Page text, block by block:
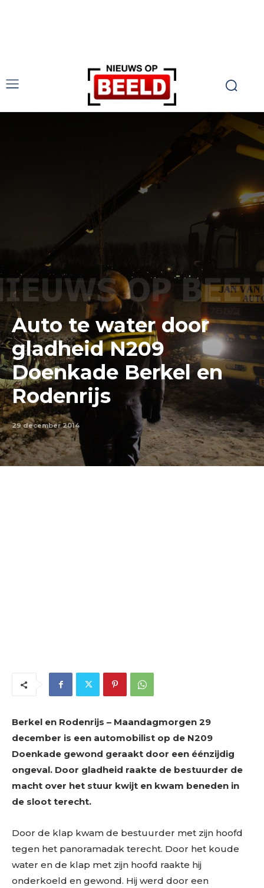
Auto te water door
gladheid N209
Doenkade Berkel en
Rodenrijs
29 december 2014
Berkel en Rodenrijs – Maandagmorgen 29
december is een automobilist op de N209
Doenkade gewond geraakt door een éénzijdig
ongeval. Door gladheid raakte de bestuurder de
macht over het stuur kwijt en kwam beneden in
de sloot terecht.
Door de klap kwam de bestuurder met zijn hoofd
tegen het panoramadak terecht. Door het koude
water en de klap met zijn hoofd raakte hij
onderkoeld en gewond. Hij werd door een